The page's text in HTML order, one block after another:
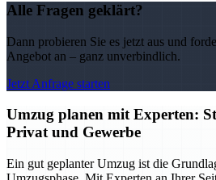
Alle Fragen geklärt?
Dann probieren Sie es jetzt aus und
Angebot an – ganz unverbindlich.
Jetzt Anfrage starten
Umzug planen mit Experten:
Privat und Gewerbe
Ein gut geplanter Umzug ist die